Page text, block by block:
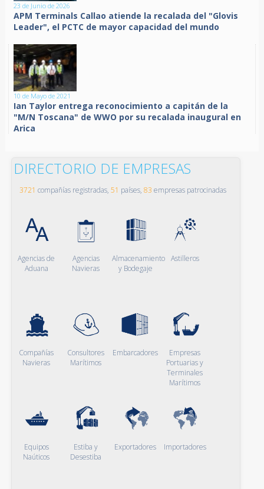
23 de Junio de 2026
APM Terminals Callao atiende la recalada del "Glovis
Leader", el PCTC de mayor capacidad del mundo
10 de Mayo de 2021
Ian Taylor entrega reconocimiento a capitán de la
"M/N Toscana" de WWO por su recalada inaugural en
Arica
DIRECTORIO DE EMPRESAS
3721 compañías registradas, 51 países, 83 empresas patrocinadas
Agencias de
Aduana
Agencias
Navieras
Almacenamiento
y Bodegaje
Astilleros
Compañías
Navieras
Consultores
Marítimos
Embarcadores
Empresas
Portuarias y
Terminales
Marítimos
Equipos
Naúticos
Estiba y
Desestiba
Exportadores Importadores